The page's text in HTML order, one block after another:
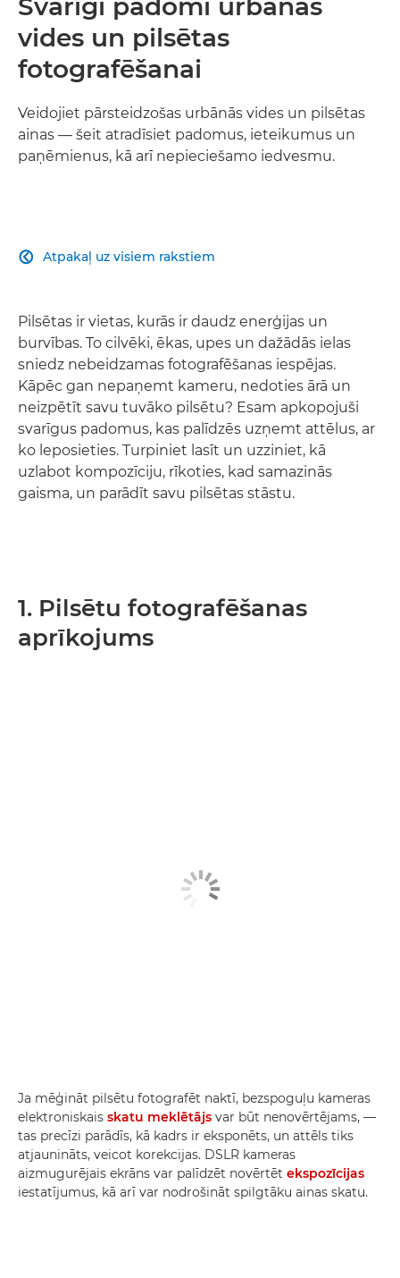
Svarīgi padomi urbānās
vides un pilsētas
fotografēšanai
Veidojiet pārsteidzošas urbānās vides un pilsētas
ainas — šeit atradīsiet padomus, ieteikumus un
paņēmienus, kā arī nepieciešamo iedvesmu.
Atpakaļ uz visiem rakstiem

Pilsētas ir vietas, kurās ir daudz enerģijas un
burvības. To cilvēki, ēkas, upes un dažādās ielas
sniedz nebeidzamas fotografēšanas iespējas.
Kāpēc gan nepaņemt kameru, nedoties ārā un
neizpētīt savu tuvāko pilsētu? Esam apkopojuši
svarīgus padomus, kas palīdzēs uzņemt attēlus, ar
ko leposieties. Turpiniet lasīt un uzziniet, kā
uzlabot kompozīciju, rīkoties, kad samazinās
gaisma, un parādīt savu pilsētas stāstu.
1. Pilsētu fotografēšanas
aprīkojums
Ja mēģināt pilsētu fotografēt naktī, bezspoguļu kameras
elektroniskais skatu meklētājs var būt nenovērtējams, —
tas precīzi parādīs, kā kadrs ir eksponēts, un attēls tiks
atjaunināts, veicot korekcijas. DSLR kameras
aizmugurējais ekrāns var palīdzēt novērtēt ekspozīcijas
iestatījumus, kā arī var nodrošināt spilgtāku ainas skatu.